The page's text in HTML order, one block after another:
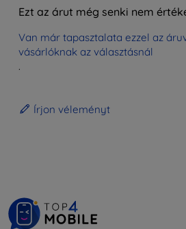
Ezt az árut még senki nem
Van már tapasztalata ezzel az
vásárlóknak az választásnál
.
Írjon véleményt